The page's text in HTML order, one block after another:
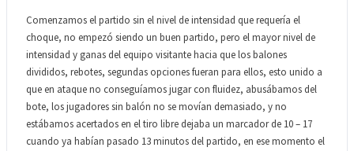
Comenzamos el partido sin el nivel de intensidad que requería el
choque, no empezó siendo un buen partido, pero el mayor nivel de
intensidad y ganas del equipo visitante hacia que los balones
divididos, rebotes, segundas opciones fueran para ellos, esto unido a
que en ataque no conseguíamos jugar con fluidez, abusábamos del
bote, los jugadores sin balón no se movían demasiado, y no
estábamos acertados en el tiro libre dejaba un marcador de 10 – 17
cuando ya habían pasado 13 minutos del partido, en ese momento el